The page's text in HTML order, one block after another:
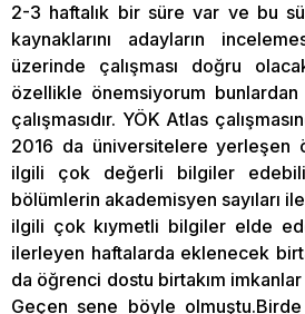
2-3 haftalık bir süre var ve bu
kaynaklarını adayların
üzerinde çalışması doğru
özellikle önemsiyorum
çalışmasıdır. YÖK Atlas
2016 da üniversitelere yerleşen
ilgili çok değerli bilgiler
bölümlerin akademisyen sayıları
ilgili çok kıymetli bilgiler elde
ilerleyen haftalarda eklenecek
da öğrenci dostu birtakım imkanlar
Geçen sene böyle olmuştu.Birde